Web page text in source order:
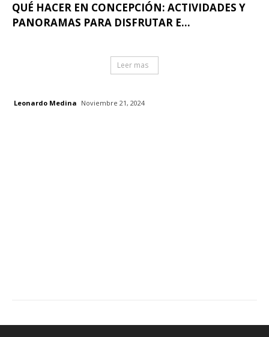
QUÉ HACER EN CONCEPCIÓN: ACTIVIDADES Y
PANORAMAS PARA DISFRUTAR E...
Leer mas
Leonardo Medina Noviembre 21, 2024